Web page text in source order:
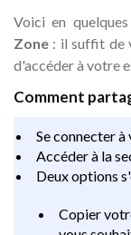
Voici en
Zone : il suffit de
d'accéder à votre
Comment
Se connecter
Accéder à la
Deux options
Copier